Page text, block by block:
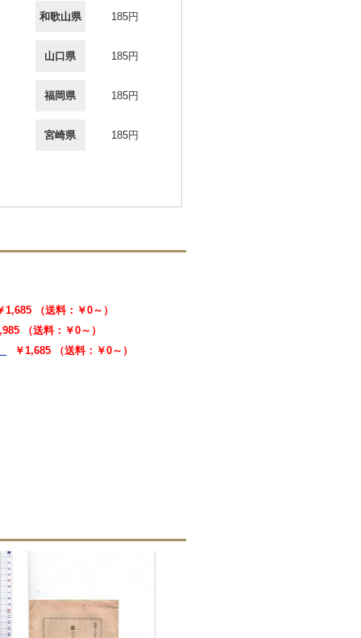
和歌山県 185円
山口県 185円
福岡県 185円
宮崎県 185円
1,685 （送料：￥0～）
（送料：￥0～）
￥1,685 （送料：￥0～）